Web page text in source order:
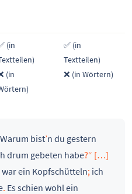
(in
(in
✅ (in
Textteilen)
❌ (in Wörtern)
Warum bist’n du gestern
drum gebeten habe?“ […]
war ein Kopfschütteln; ich
. Es schien wohl ein